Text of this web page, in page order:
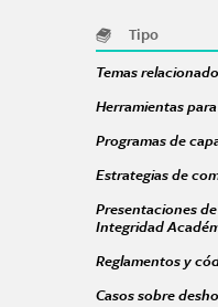
Tipo
Temas
Herramientas
Programas de
Estrategias de
Presentaciones
Integridad
Reglamentos y
Casos sobre